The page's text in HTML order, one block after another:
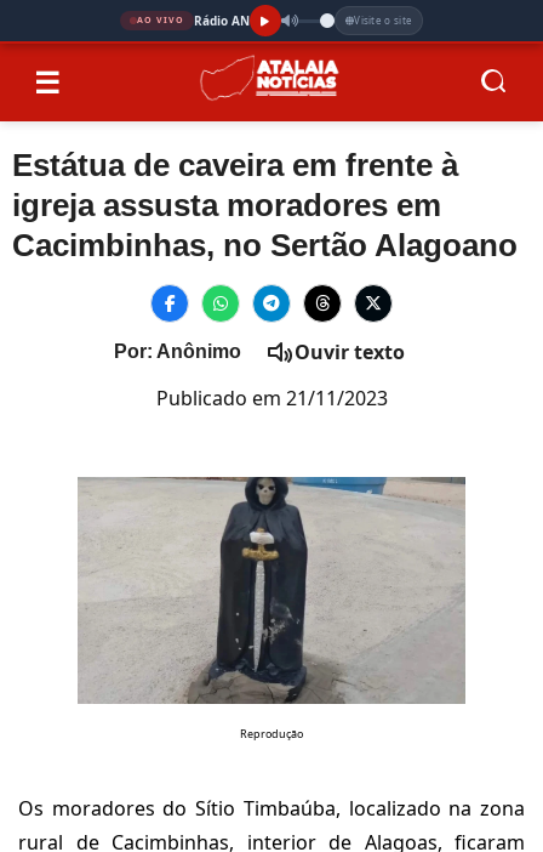
AO VIVO Rádio AN Visite o site
☰
Estátua de caveira em frente à
igreja assusta moradores em
Cacimbinhas, no Sertão Alagoano
Por: Anônimo
Ouvir texto
Publicado em 21/11/2023
Reprodução
Os moradores do Sítio Timbaúba, localizado na zona
rural de Cacimbinhas, interior de Alagoas, ficaram